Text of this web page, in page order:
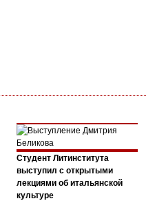
Студент Литинститута
выступил с открытыми
лекциями об итальянской
культуре